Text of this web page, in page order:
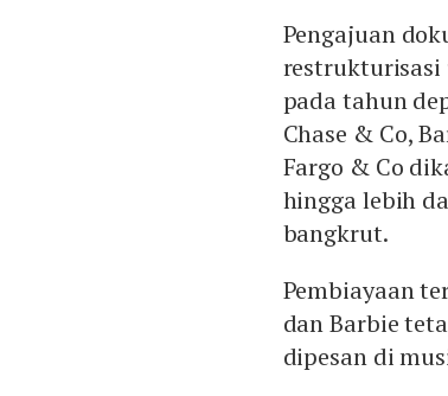
Pengajuan
restrukturisasi
pada tahun
Chase & Co,
Fargo & Co
hingga lebih
bangkrut.
Pembiayaan
dan Barbie
dipesan di